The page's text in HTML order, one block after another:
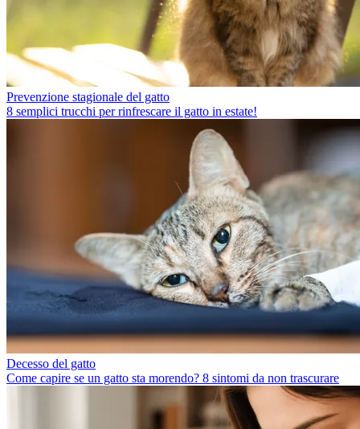
Prevenzione stagionale del gatto
8 semplici trucchi per rinfrescare il gatto in estate!
Decesso del gatto
Come capire se un gatto sta morendo? 8 sintomi da non trascurare